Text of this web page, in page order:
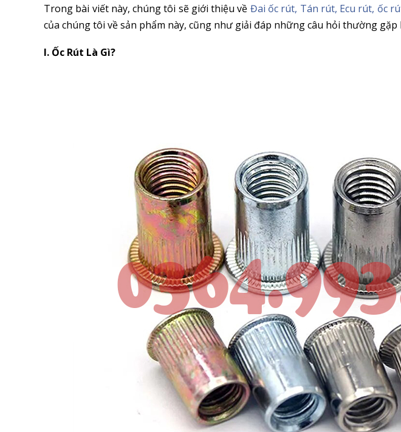
Trong bài viết này, chúng tôi sẽ giới thiệu về Đai ốc rút, Tán rút, Ecu rút, ốc
của chúng tôi về sản phẩm này, cũng như giải đáp những câu hỏi thường gặp
I. Ốc Rút Là Gì?